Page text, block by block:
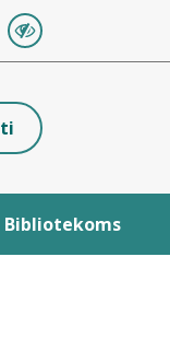
Bibliotekoms